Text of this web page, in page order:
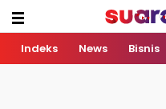
Indeks News Bisnis